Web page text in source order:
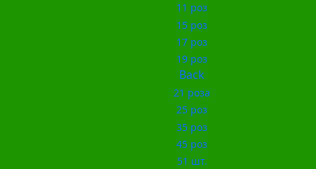
11 роз
15 роз
17 роз
19 роз
Back
21 роза
25 роз
35 роз
45 роз
51 шт.